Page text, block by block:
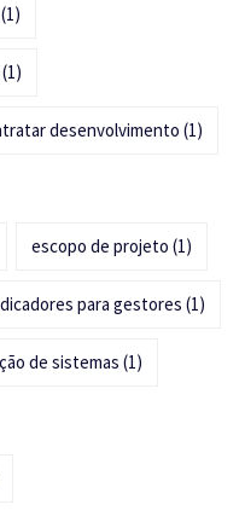
(1)
(1)
desenvolvimento (1)
escopo de projeto (1)
para gestores (1)
de sistemas (1)